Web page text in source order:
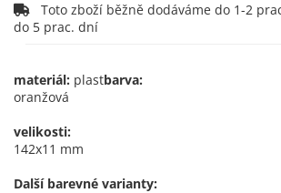
Toto zboží běžně dodáváme do 1-2
do 5 prac. dní
materiál: plastbarva:
oranžová
velikosti:
142x11 mm
Další barevné varianty: